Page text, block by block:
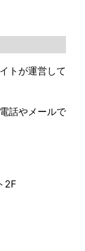
トが運営して
話やメールで
2F